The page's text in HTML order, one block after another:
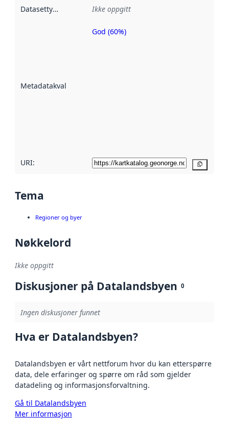
Datasettype Ikke oppgitt
Metadatakvalitet
Metadatakvalitet
God (60%)
URI:
Tema
Regioner og byer
Nøkkelord
Ikke oppgitt
Diskusjoner på Datalandsbyen 0
Ingen diskusjoner funnet
Hva er Datalandsbyen?
Datalandsbyen er vårt nettforum hvor du kan etterspørre
data, dele erfaringer og spørre om råd som gjelder
datadeling og informasjonsforvaltning.
Gå til Datalandsbyen
Mer informasjon